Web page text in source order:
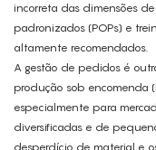
incorreta das dimensões
padronizados (POPs) e
altamente recomendados.
A gestão de pedidos é
produção sob
especialmente para
diversificadas e de
desperdício de material e